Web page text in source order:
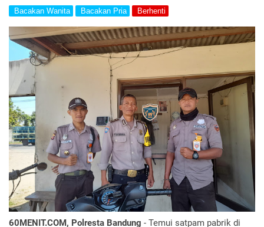
Bacakan Wanita Bacakan Pria Berhenti
60MENIT.COM, Polresta Bandung - Temui satpam pabrik di